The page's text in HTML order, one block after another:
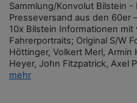
Sammlung/Konvolut Bilstein
Presseversand aus den 60er
10x Bilstein Informationen
Fahrerportraits; Original S/W
Höttinger, Volkert Merl, Armin
Heyer, John Fitzpatrick, Axel
mehr